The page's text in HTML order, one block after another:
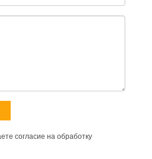
согласие на обработку